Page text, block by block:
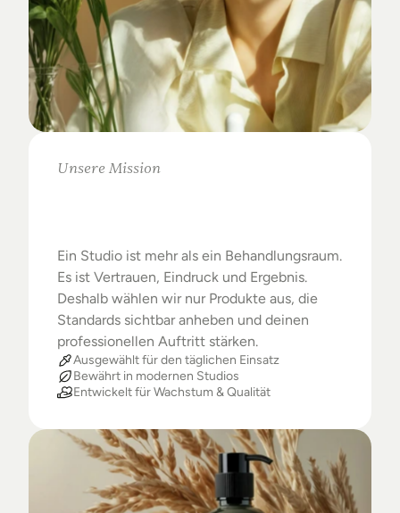
Unsere Mission
Ein Studio ist mehr als ein Behandlungsraum.
Es ist Vertrauen, Eindruck und Ergebnis.
Deshalb wählen wir nur Produkte aus, die
Standards sichtbar anheben und deinen
professionellen Auftritt stärken.
Ausgewählt für den täglichen Einsatz
Bewährt in modernen Studios
Entwickelt für Wachstum & Qualität